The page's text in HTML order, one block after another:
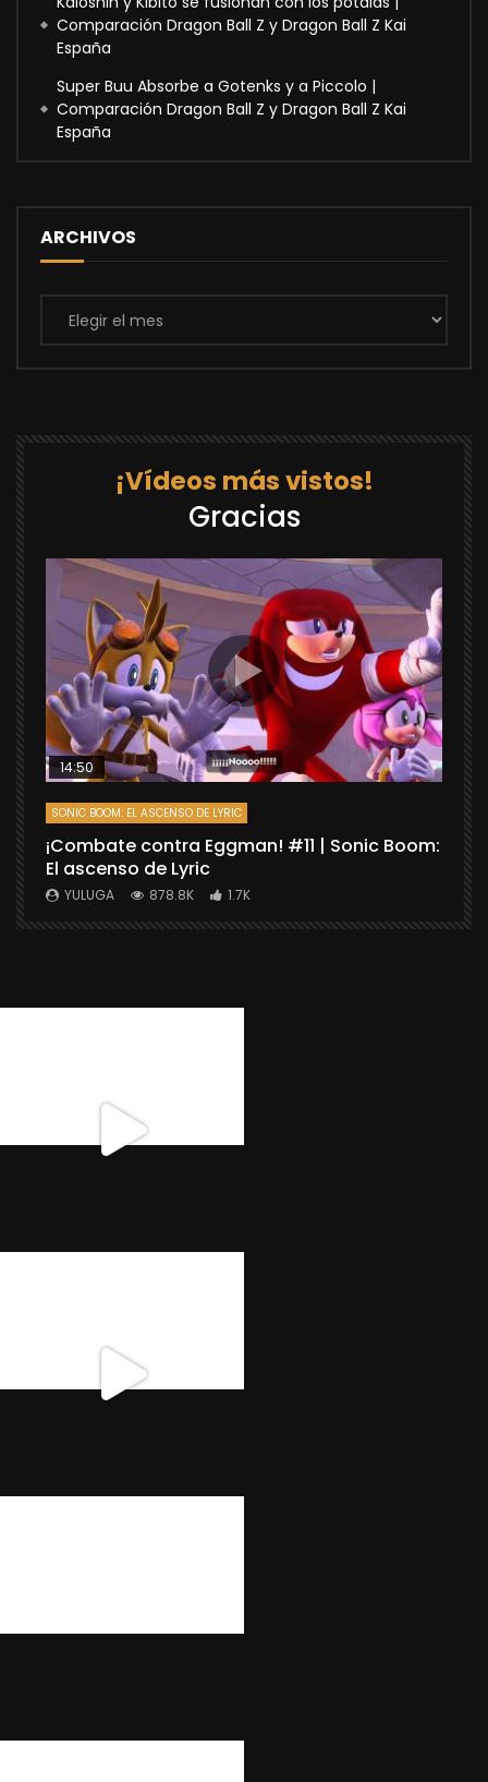
Comparación Dragon Ball Z y Dragon Ball Z Kai
España
Super Buu Absorbe a Gotenks y a Piccolo |
Comparación Dragon Ball Z y Dragon Ball Z Kai
España
ARCHIVOS
Archivos
¡Vídeos más vistos!
Gracias
14:50
SONIC BOOM: EL ASCENSO DE LYRIC
¡Combate contra Eggman! #11 | Sonic Boom:
El ascenso de Lyric
YULUGA 878.8K 1.7K